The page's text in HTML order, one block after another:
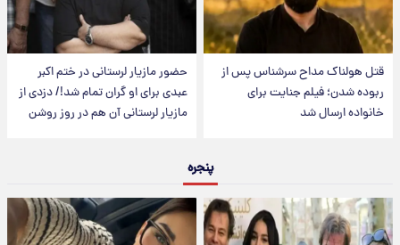
قتل هولناک مداح سرشناس پس از
ربوده شدن؛ فیلم جنایت برای
خانواده ارسال شد
حضور مازیار لرستانی در ختم اکبر
عبدی برای او گران تمام شد!/ دزدی از
مازیار لرستانی آن هم در روز روشن
پنجره